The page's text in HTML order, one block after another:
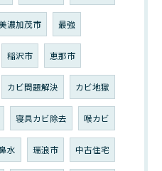
濃加茂市 最強
稲沢市 恵那市
カビ問題解決 カビ地獄
寝具カビ除去 喉カビ
水 瑞浪市 中古住宅